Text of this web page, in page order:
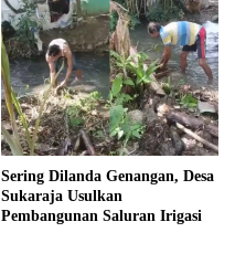
Sering Dilanda Genangan, Desa
Sukaraja Usulkan
Pembangunan Saluran Irigasi